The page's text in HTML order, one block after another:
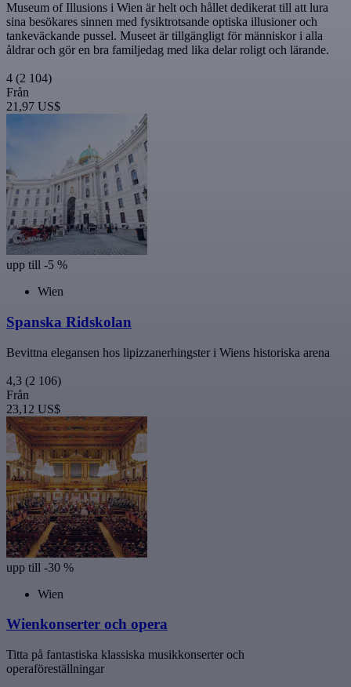
Museum of Illusions i Wien är helt och hållet dedikerat till att lura
sina besökares sinnen med fysiktrotsande optiska illusioner och
tankeväckande pussel. Museet är tillgängligt för människor i alla
åldrar och gör en bra familjedag med lika delar roligt och lärande.
4 (2 104)
Från
21,97 US$
upp till -5 %
Wien
Spanska Ridskolan
Bevittna elegansen hos lipizzanerhingster i Wiens historiska arena
4,3 (2 106)
Från
23,12 US$
upp till -30 %
Wien
Wienkonserter och opera
Titta på fantastiska klassiska musikkonserter och
operaföreställningar